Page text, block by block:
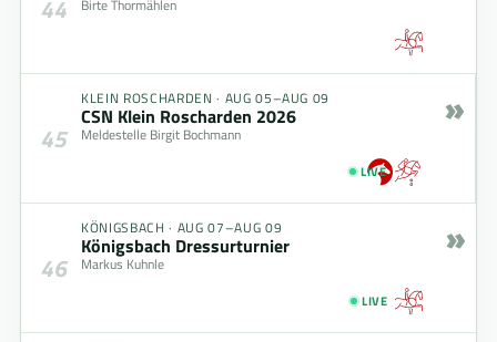
44 Birte Thormählen
45
KLEIN ROSCHARDEN · AUG 05–AUG 09
CSN Klein Roscharden 2026
Meldestelle Birgit Bochmann
LIVE
»
46
KÖNIGSBACH · AUG 07–AUG 09
Königsbach Dressurturnier
Markus Kuhnle
LIVE
»